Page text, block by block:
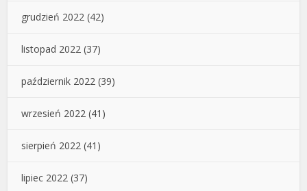
grudzień 2022 (42)
listopad 2022 (37)
październik 2022 (39)
wrzesień 2022 (41)
sierpień 2022 (41)
lipiec 2022 (37)